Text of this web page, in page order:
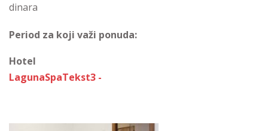
dinara
Period za koji važi ponuda:
Hotel
LagunaSpaTekst3 -